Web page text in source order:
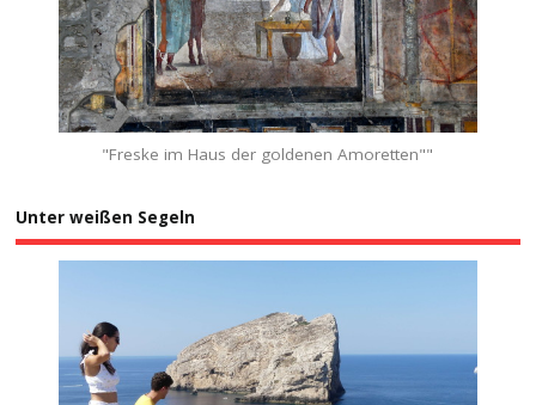
"Freske im Haus der goldenen Amoretten""
Unter weißen Segeln